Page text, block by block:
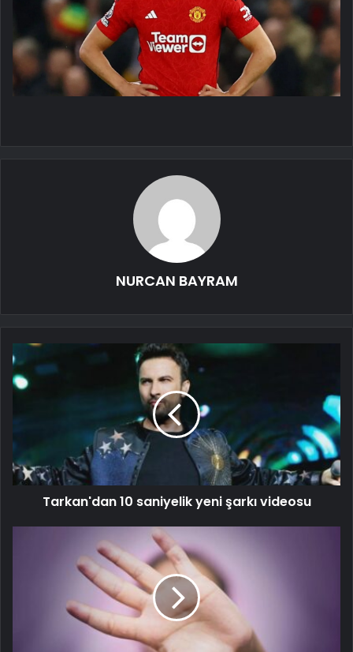
NURCAN BAYRAM
Tarkan'dan 10 saniyelik yeni şarkı videosu